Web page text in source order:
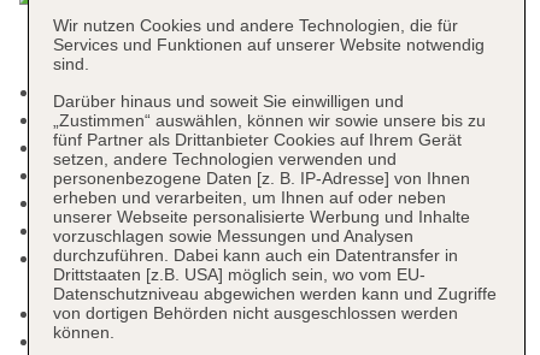
Check-in Zeit ab 14:00 Uhr
Check-out Zeit bis 12:00 Uhr
Rezeption, Hotelsafe: gegen Gebühr
Lift
Pools: 2
Kinderpool: Outdoor, Süßwasser
Pool: Outdoor, Süßwasser, Liegen: ohne Gebühr,
Sonnenschirme: ohne Gebühr
Badetücher: gegen Gebühr
Internet: WLAN/WiFi, im öffentlichen Bereich, an
Wir nutzen Cookies und andere Technologien, die für
Services und Funktionen auf unserer Website notwendig
sind.
Darüber hinaus und soweit Sie einwilligen und
„Zustimmen“ auswählen, können wir sowie unsere bis zu
fünf Partner als Drittanbieter Cookies auf Ihrem Gerät
setzen, andere Technologien verwenden und
personenbezogene Daten [z. B. IP-Adresse] von Ihnen
erheben und verarbeiten, um Ihnen auf oder neben
unserer Webseite personalisierte Werbung und Inhalte
vorzuschlagen sowie Messungen und Analysen
durchzuführen. Dabei kann auch ein Datentransfer in
Drittstaaten [z.B. USA] möglich sein, wo vom EU-
Datenschutzniveau abgewichen werden kann und Zugriffe
von dortigen Behörden nicht ausgeschlossen werden
können.